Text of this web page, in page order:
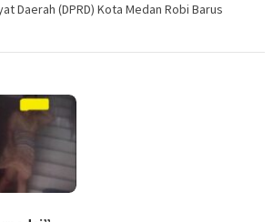
Daerah (DPRD) Kota Medan Robi Barus